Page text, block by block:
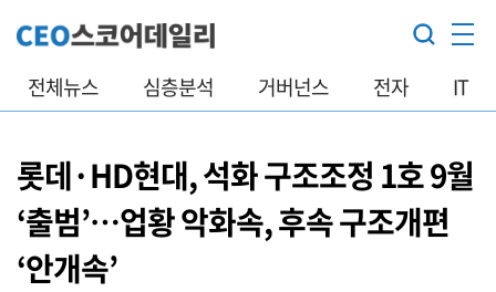
전체뉴스 심층분석 거버넌스 전자 IT
롯데·HD현대, 석화 구조조정 1호 9월
‘출범’…업황 악화속, 후속 구조개편
‘안개속’